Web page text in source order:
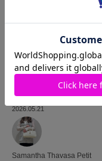
2026.05.21
Samantha Thavasa Petit